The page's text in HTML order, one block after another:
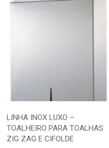
LINHA INOX LUXO –
TOALHEIRO PARA TOALHAS
ZIG ZAG E CIFOLDE